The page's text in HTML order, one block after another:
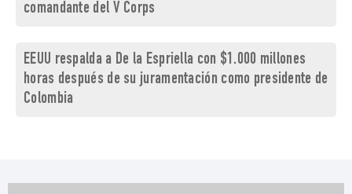
comandante del V Corps
EEUU respalda a De la Espriella con $1.000 millones
horas después de su juramentación como presidente de
Colombia